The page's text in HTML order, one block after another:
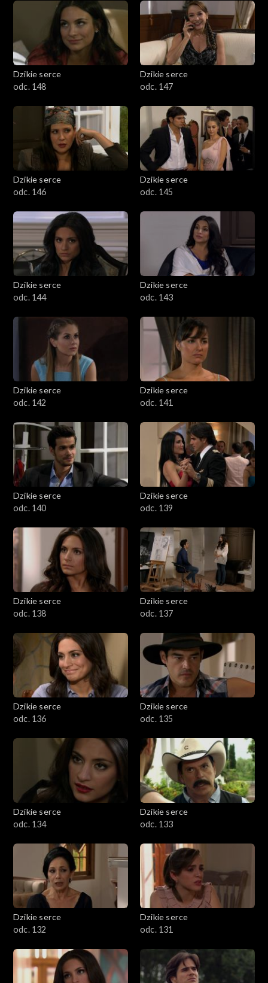
Dzikie serce
odc. 148
Dzikie serce
odc. 147
Dzikie serce
odc. 146
Dzikie serce
odc. 145
Dzikie serce
odc. 144
Dzikie serce
odc. 143
Dzikie serce
odc. 142
Dzikie serce
odc. 141
Dzikie serce
odc. 140
Dzikie serce
odc. 139
Dzikie serce
odc. 138
Dzikie serce
odc. 137
Dzikie serce
odc. 136
Dzikie serce
odc. 135
Dzikie serce
odc. 134
Dzikie serce
odc. 133
Dzikie serce
odc. 132
Dzikie serce
odc. 131